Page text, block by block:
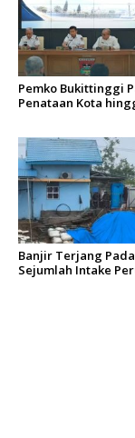
Pemko Bukittinggi
Penataan Kota
Banjir Terjang
Sejumlah Intake